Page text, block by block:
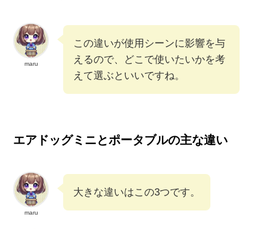
maru
この違いが使用シーンに影響を与
えるので、どこで使いたいかを考
えて選ぶといいですね。
エアドッグミニとポータブルの主な違い
maru
大きな違いはこの3つです。